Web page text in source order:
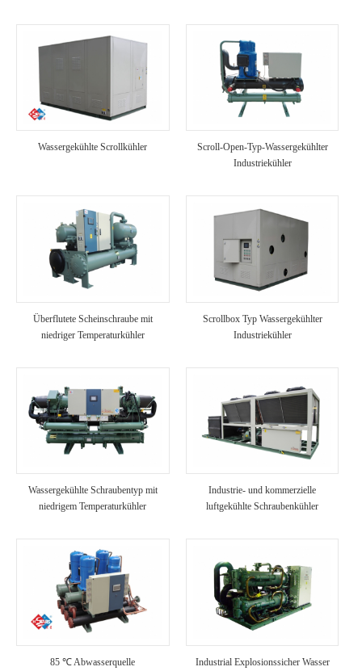
Wassergekühlte Scrollkühler
Scroll-Open-Typ-Wassergekühlter
Industriekühler
Überflutete Scheinschraube mit
niedriger Temperaturkühler
Scrollbox Typ Wassergekühlter
Industriekühler
Wassergekühlte Schraubentyp mit
niedrigem Temperaturkühler
Industrie- und kommerzielle
luftgekühlte Schraubenkühler
85 ℃ Abwasserquelle
Industrial Explosionssicher Wasser